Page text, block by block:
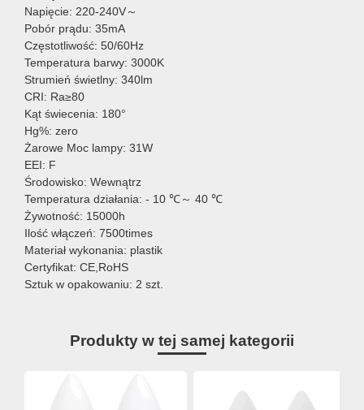
Napięcie: 220-240V～
Pobór prądu: 35mA
Częstotliwość: 50/60Hz
Temperatura barwy: 3000K
Strumień świetlny: 340lm
CRI: Ra≥80
Kąt świecenia: 180°
Hg%: zero
Żarowe Moc lampy: 31W
EEI: F
Środowisko: Wewnątrz
Temperatura działania: - 10 ℃～ 40 ℃
Żywotność: 15000h
Ilość włączeń: 7500times
Materiał wykonania: plastik
Certyfikat: CE,RoHS
Sztuk w opakowaniu: 2 szt.
Produkty w tej samej kategorii